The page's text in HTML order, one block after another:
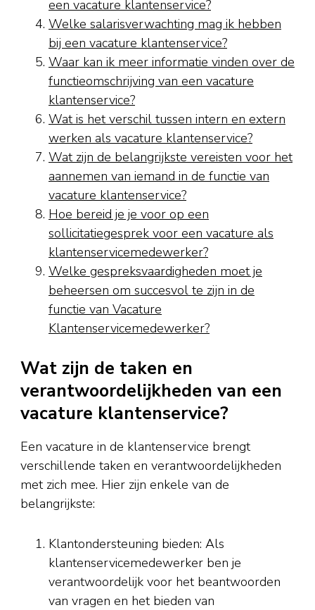
een vacature klantenservice?
Welke salarisverwachting mag ik hebben
bij een vacature klantenservice?
Waar kan ik meer informatie vinden over de
functieomschrijving van een vacature
klantenservice?
Wat is het verschil tussen intern en extern
werken als vacature klantenservice?
Wat zijn de belangrijkste vereisten voor het
aannemen van iemand in de functie van
vacature klantenservice?
Hoe bereid je je voor op een
sollicitatiegesprek voor een vacature als
klantenservicemedewerker?
Welke gespreksvaardigheden moet je
beheersen om succesvol te zijn in de
functie van Vacature
Klantenservicemedewerker?
Wat zijn de taken en
verantwoordelijkheden van een
vacature klantenservice?
Een vacature in de klantenservice brengt
verschillende taken en verantwoordelijkheden
met zich mee. Hier zijn enkele van de
belangrijkste:
Klantondersteuning bieden: Als
klantenservicemedewerker ben je
verantwoordelijk voor het beantwoorden
van vragen en het bieden van